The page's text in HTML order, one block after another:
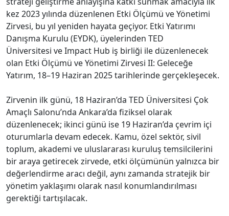
kez 2023 yılında düzenlenen Etki Ölçümü ve Yönetimi
Zirvesi, bu yıl yeniden hayata geçiyor. Etki Yatırımı
Danışma Kurulu (EYDK), üyelerinden TED
Üniversitesi ve Impact Hub iş birliği ile düzenlenecek
olan Etki Ölçümü ve Yönetimi Zirvesi II: Geleceğe
Yatırım, 18–19 Haziran 2025 tarihlerinde gerçekleşecek.
Zirvenin ilk günü, 18 Haziran’da TED Üniversitesi Çok
Amaçlı Salonu’nda Ankara’da fiziksel olarak
düzenlenecek; ikinci günü ise 19 Haziran’da çevrim içi
oturumlarla devam edecek. Kamu, özel sektör, sivil
toplum, akademi ve uluslararası kuruluş temsilcilerini
bir araya getirecek zirvede, etki ölçümünün yalnızca bir
değerlendirme aracı değil, aynı zamanda stratejik bir
yönetim yaklaşımı olarak nasıl konumlandırılması
gerektiği tartışılacak.